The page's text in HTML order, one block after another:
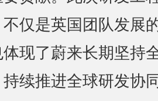
仅是英国团队发展
现了蔚来长期坚持
续推进全球研发协